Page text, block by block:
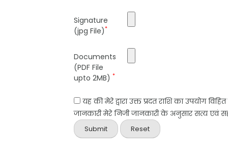
Signature
(jpg File)*
Documents
(PDF File
upto 2MB) *
यह की मेरे द्वारा उक्त प्रदत राशि का उपयोग
जानकारी मेरे निजी जानकारी के अनुसार सत्य एवं